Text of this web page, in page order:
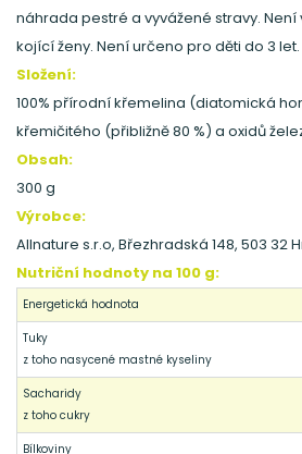
náhrada pestré a vyvážené stravy.
kojící ženy. Není určeno pro děti do 3 let.
Složení:
100% přírodní křemelina (diatomická
křemičitého (přibližně 80 %) a oxidů
Obsah:
300 g
Výrobce:
Allnature s.r.o, Březhradská 148, 503 32
Nutriční hodnoty na 100 g:
Energetická hodnota
Tuky
z toho nasycené mastné kyseliny
Sacharidy
z toho cukry
Bílkoviny